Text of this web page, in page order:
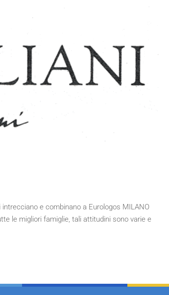
e combinano a Eurologos MILANO
le migliori famiglie, tali attitudini sono varie e